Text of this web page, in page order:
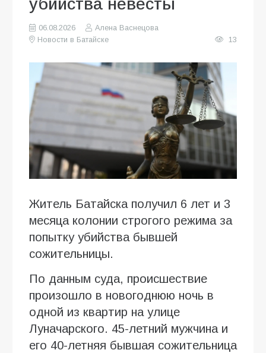
06.08.2026
Алена Васнецова
Новости в Батайске
13
Житель Батайска получил 6 лет и 3
месяца колонии строгого режима за
попытку убийства бывшей
сожительницы.
По данным суда, происшествие
произошло в новогоднюю ночь в
одной из квартир на улице
Луначарского. 45-летний мужчина и
его 40-летняя бывшая сожительница